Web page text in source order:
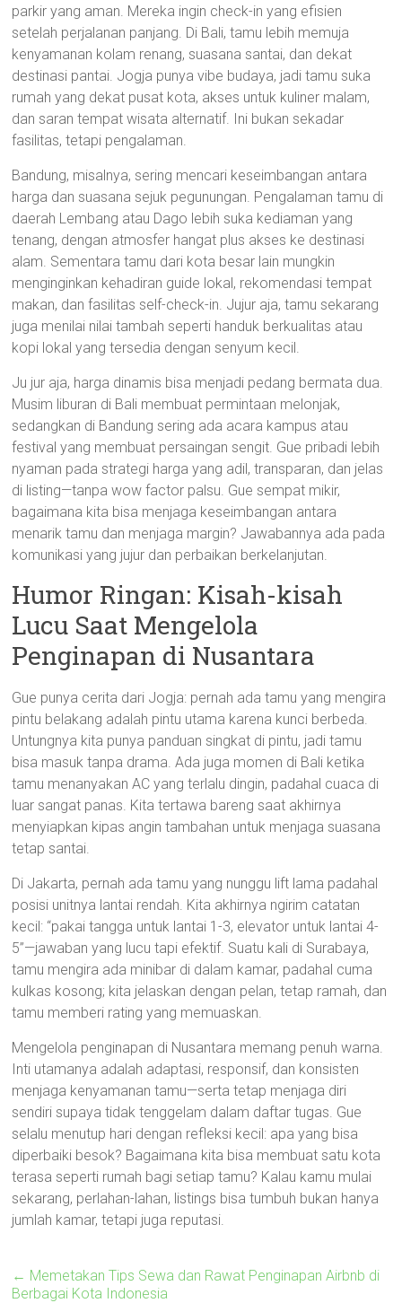
parkir yang aman. Mereka ingin check-in yang efisien
setelah perjalanan panjang. Di Bali, tamu lebih memuja
kenyamanan kolam renang, suasana santai, dan dekat
destinasi pantai. Jogja punya vibe budaya, jadi tamu suka
rumah yang dekat pusat kota, akses untuk kuliner malam,
dan saran tempat wisata alternatif. Ini bukan sekadar
fasilitas, tetapi pengalaman.
Bandung, misalnya, sering mencari keseimbangan antara
harga dan suasana sejuk pegunungan. Pengalaman tamu di
daerah Lembang atau Dago lebih suka kediaman yang
tenang, dengan atmosfer hangat plus akses ke destinasi
alam. Sementara tamu dari kota besar lain mungkin
menginginkan kehadiran guide lokal, rekomendasi tempat
makan, dan fasilitas self-check-in. Jujur aja, tamu sekarang
juga menilai nilai tambah seperti handuk berkualitas atau
kopi lokal yang tersedia dengan senyum kecil.
Ju jur aja, harga dinamis bisa menjadi pedang bermata dua.
Musim liburan di Bali membuat permintaan melonjak,
sedangkan di Bandung sering ada acara kampus atau
festival yang membuat persaingan sengit. Gue pribadi lebih
nyaman pada strategi harga yang adil, transparan, dan jelas
di listing—tanpa wow factor palsu. Gue sempat mikir,
bagaimana kita bisa menjaga keseimbangan antara
menarik tamu dan menjaga margin? Jawabannya ada pada
komunikasi yang jujur dan perbaikan berkelanjutan.
Humor Ringan: Kisah-kisah
Lucu Saat Mengelola
Penginapan di Nusantara
Gue punya cerita dari Jogja: pernah ada tamu yang mengira
pintu belakang adalah pintu utama karena kunci berbeda.
Untungnya kita punya panduan singkat di pintu, jadi tamu
bisa masuk tanpa drama. Ada juga momen di Bali ketika
tamu menanyakan AC yang terlalu dingin, padahal cuaca di
luar sangat panas. Kita tertawa bareng saat akhirnya
menyiapkan kipas angin tambahan untuk menjaga suasana
tetap santai.
Di Jakarta, pernah ada tamu yang nunggu lift lama padahal
posisi unitnya lantai rendah. Kita akhirnya ngirim catatan
kecil: “pakai tangga untuk lantai 1-3, elevator untuk lantai 4-
5”—jawaban yang lucu tapi efektif. Suatu kali di Surabaya,
tamu mengira ada minibar di dalam kamar, padahal cuma
kulkas kosong; kita jelaskan dengan pelan, tetap ramah, dan
tamu memberi rating yang memuaskan.
Mengelola penginapan di Nusantara memang penuh warna.
Inti utamanya adalah adaptasi, responsif, dan konsisten
menjaga kenyamanan tamu—serta tetap menjaga diri
sendiri supaya tidak tenggelam dalam daftar tugas. Gue
selalu menutup hari dengan refleksi kecil: apa yang bisa
diperbaiki besok? Bagaimana kita bisa membuat satu kota
terasa seperti rumah bagi setiap tamu? Kalau kamu mulai
sekarang, perlahan-lahan, listings bisa tumbuh bukan hanya
jumlah kamar, tetapi juga reputasi.
← Memetakan Tips Sewa dan Rawat Penginapan Airbnb di
Berbagai Kota Indonesia